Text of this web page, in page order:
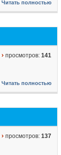
Читать полностью
просмотров: 141
Читать полностью
просмотров: 137